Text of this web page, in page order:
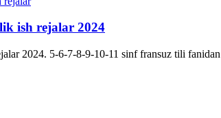
ish rejalar 2024
2024. 5-6-7-8-9-10-11 sinf fransuz tili